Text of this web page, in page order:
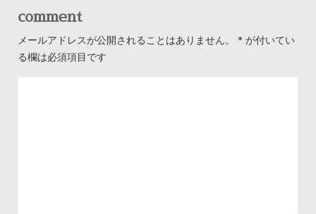
comment
メールアドレスが公開されることはありません。 * が付いてい
る欄は必須項目です